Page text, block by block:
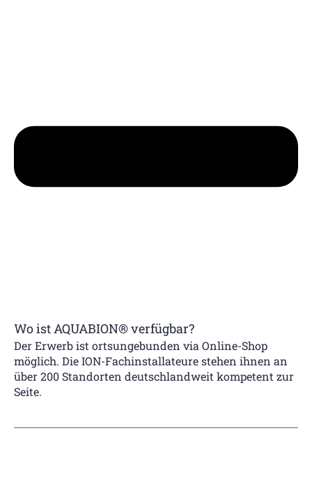
Wo ist AQUABION® verfügbar?
Der Erwerb ist ortsungebunden via Online-Shop
möglich. Die ION-Fachinstallateure stehen ihnen an
über 200 Standorten deutschlandweit kompetent zur
Seite.